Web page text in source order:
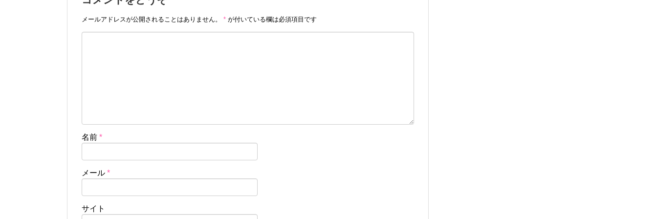
メールアドレスが公開されることはありません。 * が付いている欄は必須項目です
名前 *
メール *
サイト